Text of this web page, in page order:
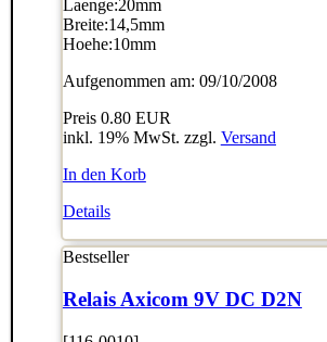
Laenge:20mm
Breite:14,5mm
Hoehe:10mm
Aufgenommen am: 09/10/2008
Preis 0.80 EUR
inkl. 19% MwSt. zzgl. Versand
In den Korb
Details
Bestseller
Relais Axicom 9V DC D2N